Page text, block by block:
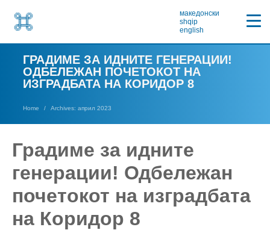
македонски
shqip
english
ГРАДИМЕ ЗА ИДНИТЕ ГЕНЕРАЦИИ!
ОДБЕЛЕЖАН ПОЧЕТОКОТ НА
ИЗГРАДБАТА НА КОРИДОР 8
Home Archives: април 2023
Градиме за идните
генерации! Одбележан
почетокот на изградбата
на Коридор 8